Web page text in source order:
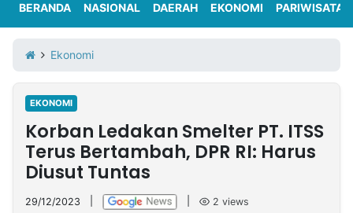
Iklan
Berita
Kami
Nasional
International
Olahraga
Entertainment
Daerah
Pariwisata
Kuliner
Kolom
Network
BERANDA NASIONAL DAERAH EKONOMI PARIWISATA
Ekonomi
EKONOMI
Korban Ledakan Smelter PT. ITSS
Terus Bertambah, DPR RI: Harus
Diusut Tuntas
29/12/2023 2 views